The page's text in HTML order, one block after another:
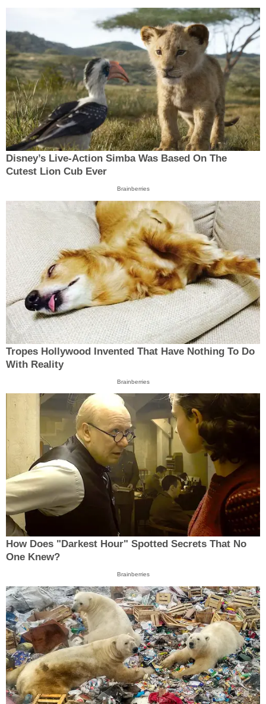
Disney’s Live-Action Simba Was Based On The
Cutest Lion Cub Ever
Brainberries
Tropes Hollywood Invented That Have Nothing To Do
With Reality
Brainberries
How Does "Darkest Hour" Spotted Secrets That No
One Knew?
Brainberries